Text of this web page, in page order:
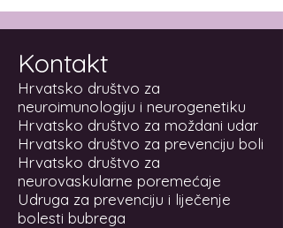
Kontakt
Hrvatsko društvo za
neuroimunologiju i neurogenetiku
Hrvatsko društvo za moždani udar
Hrvatsko društvo za prevenciju boli
Hrvatsko društvo za
neurovaskularne poremećaje
Udruga za prevenciju i liječenje
bolesti bubrega